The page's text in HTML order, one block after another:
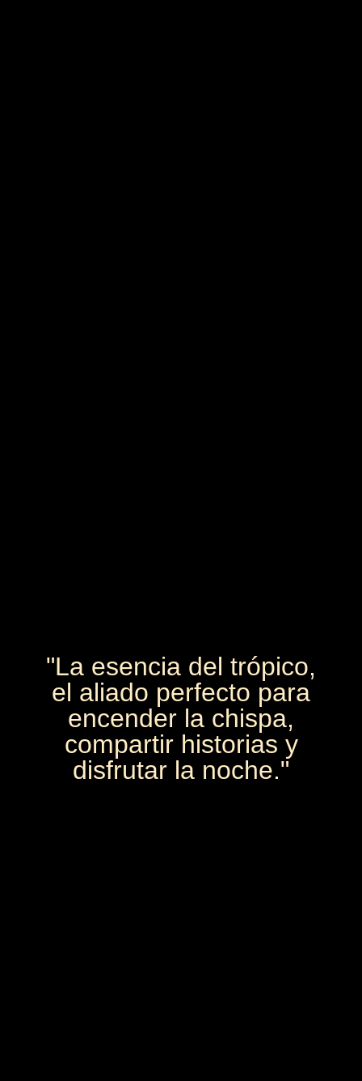
"La esencia del trópico,
el aliado perfecto para
encender la chispa,
compartir historias y
disfrutar la noche."